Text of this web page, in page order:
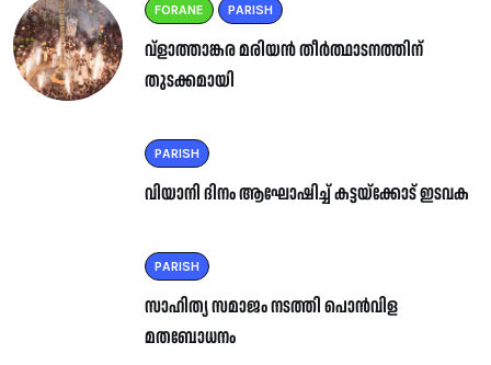
FORANE PARISH
വ്ളാത്താങ്കര മരിയൻ തീർത്ഥാടനത്തിന്
തുടക്കമായി
PARISH
വിയാനി ദിനം ആഘോഷിച്ച് കട്ടയ്ക്കോട് ഇടവക
PARISH
സാഹിത്യ സമാജം നടത്തി പൊൻവിള
മതബോധനം